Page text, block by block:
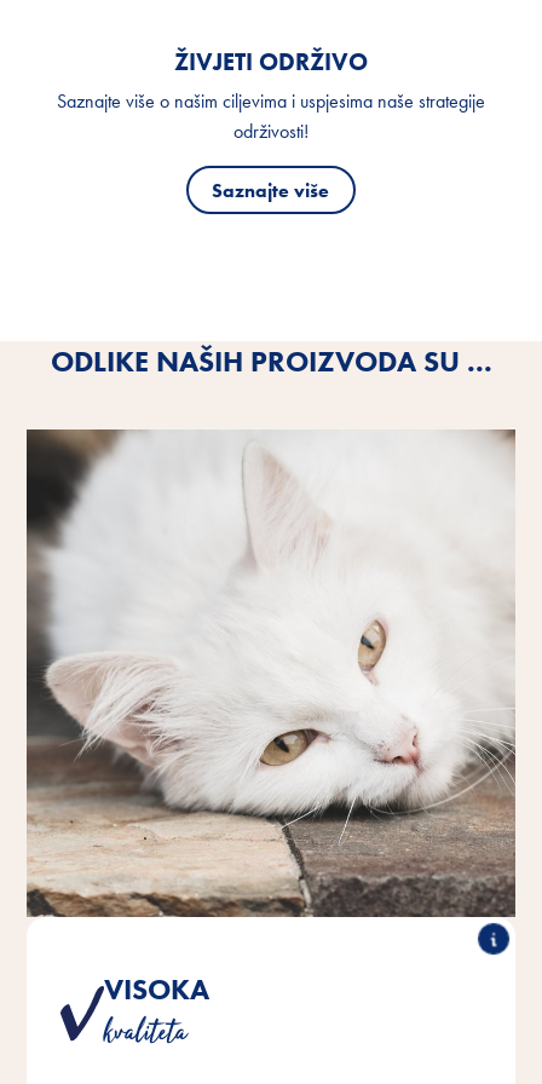
ŽIVJETI ODRŽIVO
Saznajte više o našim ciljevima i uspjesima naše strategije
održivosti!
Saznajte više
ODLIKE NAŠIH PROIZVODA SU ...
VISOKA
kvaliteta
Proizvod tvrtke Vitakraft naše je obećanje vama i vašoj
životinji da ćemo zadovoljiti najviše zahtjeve kvalitete.